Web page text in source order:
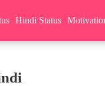
Hindi Status